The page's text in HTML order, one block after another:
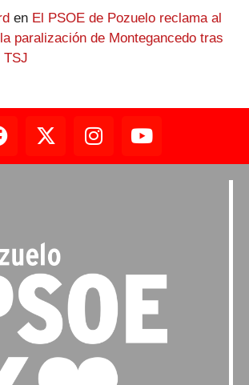
en El PSOE de Pozuelo reclama al
paralización de Montegancedo tras
TSJ